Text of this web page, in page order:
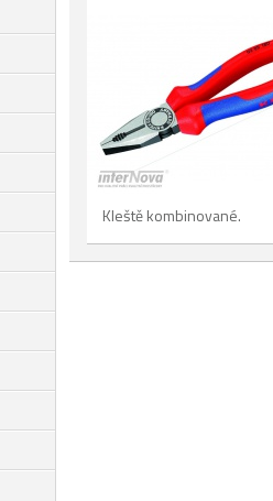
Kleště kombinované.